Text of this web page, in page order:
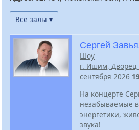
Все залы ▾
Сергей
Шоу
г. Ишим, Дворец
сентября 2026
На концерте
незабываемые
энергетики,
звука!